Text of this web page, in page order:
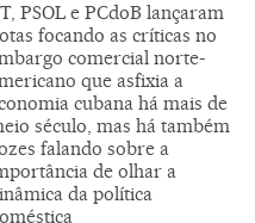
PSOL e PCdoB lançaram
focando as críticas no
comercial norte-
que asfixia a
cubana há mais de
século, mas há também
falando sobre a
de olhar a
da política